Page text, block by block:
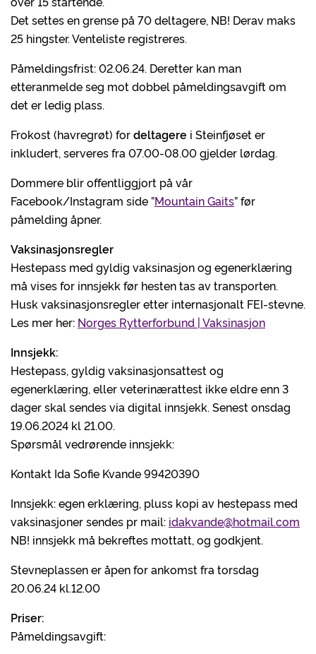
Det settes en grense på 70 deltagere, NB! Derav maks
25 hingster. Venteliste registreres.
Påmeldingsfrist: 02.06.24. Deretter kan man
etteranmelde seg mot dobbel påmeldingsavgift om
det er ledig plass.
Frokost (havregrøt) fordeltagere i Steinfjøset er
inkludert, serveres fra 07.00-08.00 gjelder lørdag.
Dommere blir offentliggjort på vår
Facebook/Instagram side ”Mountain Gaits” før
påmelding åpner.
Vaksinasjonsregler
Hestepass med gyldig vaksinasjon og egenerklæring
må vises for innsjekk før hesten tas av transporten.
Husk vaksinasjonsregler etter internasjonalt FEI-stevne.
Les mer her: Norges Rytterforbund | Vaksinasjon
Innsjekk:
Hestepass, gyldig vaksinasjonsattest og
egenerklæring, eller veterinærattest ikke eldre enn 3
dager skal sendes via digital innsjekk. Senest onsdag
19.06.2024 kl 21.00.
Spørsmål vedrørende innsjekk:
Kontakt Ida Sofie Kvande 99420390
Innsjekk: egen erklæring, pluss kopi av hestepass med
vaksinasjoner sendes pr mail: idakvande@hotmail.com
NB! innsjekk må bekreftes mottatt, og godkjent.
Stevneplassen er åpen for ankomst fra torsdag
20.06.24 kl.12.00
Priser:
Påmeldingsavgift: